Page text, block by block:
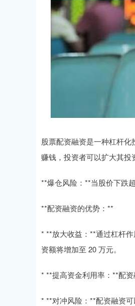
股票配资融资是一种杠杆
赚钱，投资者可以扩大其投
**爆仓风险：**当股价下跌
**配资融资的优势：**
* **放大收益：**通过杠杆
资额将增加至 20 万元。
* **提高资金利用率：**配
* **对冲风险：**配资融资